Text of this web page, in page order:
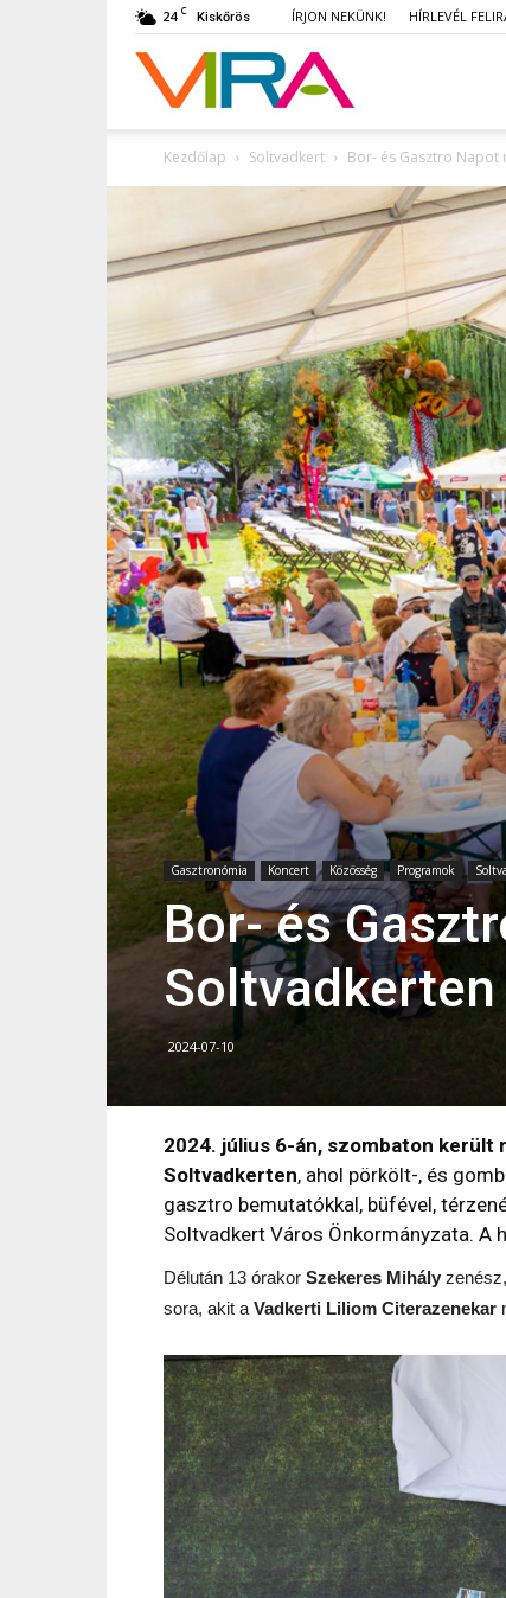
24 C Kiskőrös ÍRJON NEKÜNK! HÍRLEVÉL
VIRA
Kezdőlap Soltvadkert Bor- és Gasztro Napot
Gasztronómia Koncert Közösség Programok
Bor- és
Soltvadkerten
2024-07-10
2024. július 6-án, szombaton került
Soltvadkerten, ahol pörkölt-, és
gasztro bemutatókkal, büfével,
Soltvadkert Város Önkormányzata.
Délután 13 órakor Szekeres Mihály
sora, akit a Vadkerti Liliom Citerazenekar